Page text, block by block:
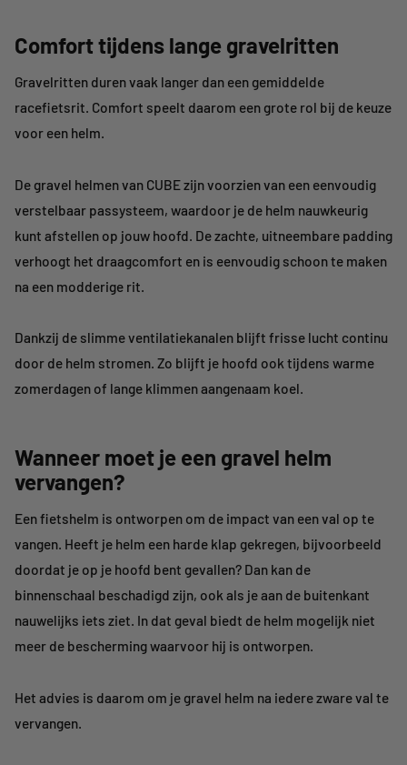
Comfort tijdens lange gravelritten
Gravelritten duren vaak langer dan een gemiddelde
racefietsrit. Comfort speelt daarom een grote rol bij de keuze
voor een helm.
De gravel helmen van CUBE zijn voorzien van een eenvoudig
verstelbaar passysteem, waardoor je de helm nauwkeurig
kunt afstellen op jouw hoofd. De zachte, uitneembare padding
verhoogt het draagcomfort en is eenvoudig schoon te maken
na een modderige rit.
Dankzij de slimme ventilatiekanalen blijft frisse lucht continu
door de helm stromen. Zo blijft je hoofd ook tijdens warme
zomerdagen of lange klimmen aangenaam koel.
Wanneer moet je een gravel helm
vervangen?
Een fietshelm is ontworpen om de impact van een val op te
vangen. Heeft je helm een harde klap gekregen, bijvoorbeeld
doordat je op je hoofd bent gevallen? Dan kan de
binnenschaal beschadigd zijn, ook als je aan de buitenkant
nauwelijks iets ziet. In dat geval biedt de helm mogelijk niet
meer de bescherming waarvoor hij is ontworpen.
Het advies is daarom om je gravel helm na iedere zware val te
vervangen.